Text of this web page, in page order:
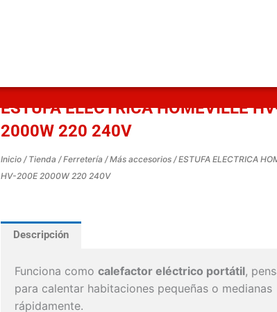
ESTUFA ELECTRICA HOMEVILLE
2000W 220 240V
Inicio / Tienda /Ferretería /Más accesorios / ESTUFA ELECTRICA
HV-200E 2000W 220 240V
Descripción
Funciona como calefactor eléctrico portátil,
para calentar habitaciones pequeñas o medianas
rápidamente.